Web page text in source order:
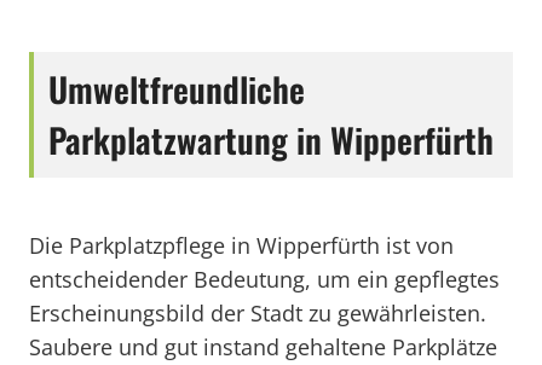
Umweltfreundliche
Parkplatzwartung in Wipperfürth
Die Parkplatzpflege in Wipperfürth ist von
entscheidender Bedeutung, um ein gepflegtes
Erscheinungsbild der Stadt zu gewährleisten.
Saubere und gut instand gehaltene Parkplätze